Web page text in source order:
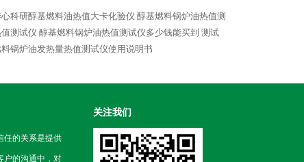
科研醇基燃料油热值大卡化验仪 醇基燃料锅炉油热值测
测试仪 醇基燃料锅炉油热值测试仪多少钱能买到 测试
锅炉油发热量热值测试仪使用说明书
任的关系是提供
户的沟通中，对
关注我们